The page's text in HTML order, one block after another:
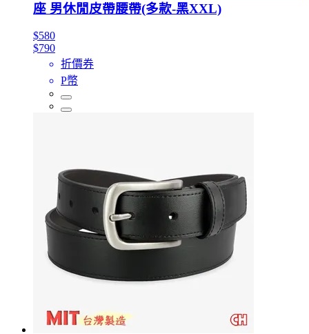
座 男休閒皮帶腰帶(多款-黑XXL)
$580
$790
折價券
P幣